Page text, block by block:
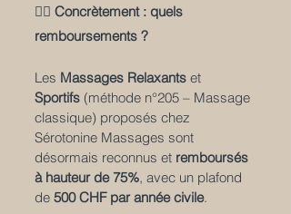
💆‍♂️ Concrètement : quels
remboursements ?
Les Massages Relaxants et
Sportifs (méthode n°205 – Massage
classique) proposés chez
Sérotonine Massages sont
désormais reconnus et remboursés
à hauteur de 75%, avec un plafond
de 500 CHF par année civile.